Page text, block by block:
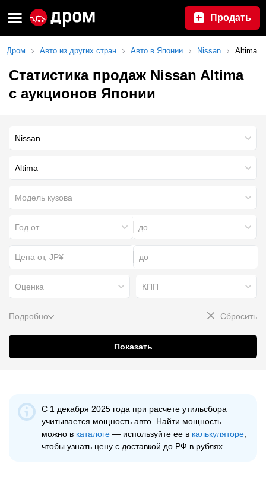
Продать
Дром Авто из других стран Авто в Японии Nissan Altima
Статистика продаж Nissan Altima
с аукционов Японии
Nissan
Altima
Модель кузова
Год от до
Оценка КПП
Подробно Сбросить
Показать
С 1 декабря 2025 года при расчeте утильсбора
учитывается мощность авто. Найти мощность
можно в каталоге — используйте еe в калькуляторе
чтобы узнать цену с доставкой до РФ в рублях.